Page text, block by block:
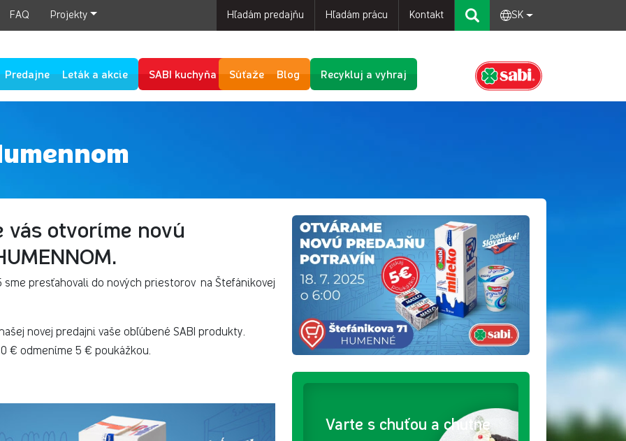
FAQ Projekty Hľadám predajňu Hľadám prácu Kontakt SK
Predajne Leták a akcie SABI kuchyňa Súťaže Blog Recykluj a vyhraj
vás otvoríme novú
sme presťahovali do nových priestorov na Štefánikovej
novej predajni vaše obľúbené SABI produkty.
€ odmeníme 5 € poukážkou.
Varte s chuťou a chutne